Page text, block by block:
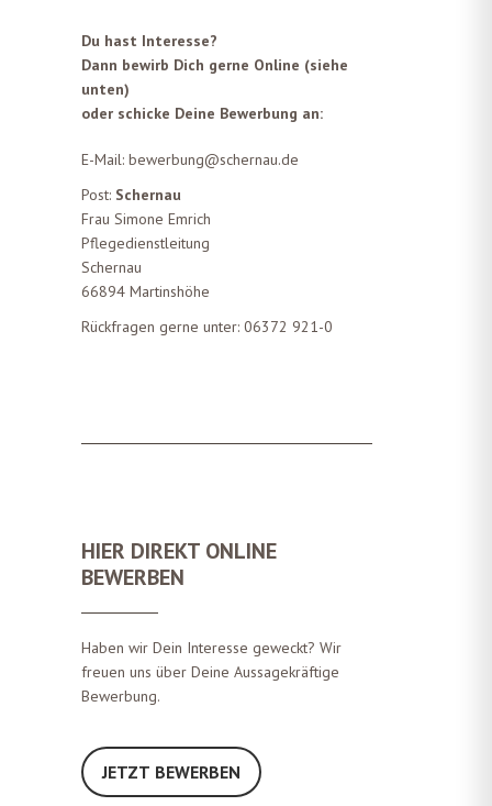
Du hast Interesse?
Dann bewirb Dich gerne Online (siehe
unten)
oder schicke Deine Bewerbung an:
E-Mail: bewerbung@schernau.de
Post: Schernau
Frau Simone Emrich
Pflegedienstleitung
Schernau
66894 Martinshöhe
Rückfragen gerne unter: 06372 921-0
HIER DIREKT ONLINE
BEWERBEN
Haben wir Dein Interesse geweckt? Wir
freuen uns über Deine Aussagekräftige
Bewerbung.
JETZT BEWERBEN